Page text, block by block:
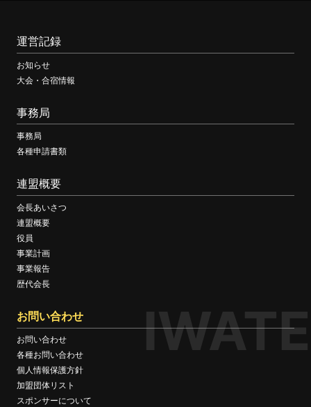
IWATE
運営記録
お知らせ
大会・合宿情報
事務局
事務局
各種申請書類
連盟概要
会長あいさつ
連盟概要
役員
事業計画
事業報告
歴代会長
お問い合わせ
お問い合わせ
各種お問い合わせ
個人情報保護方針
加盟団体リスト
スポンサーについて